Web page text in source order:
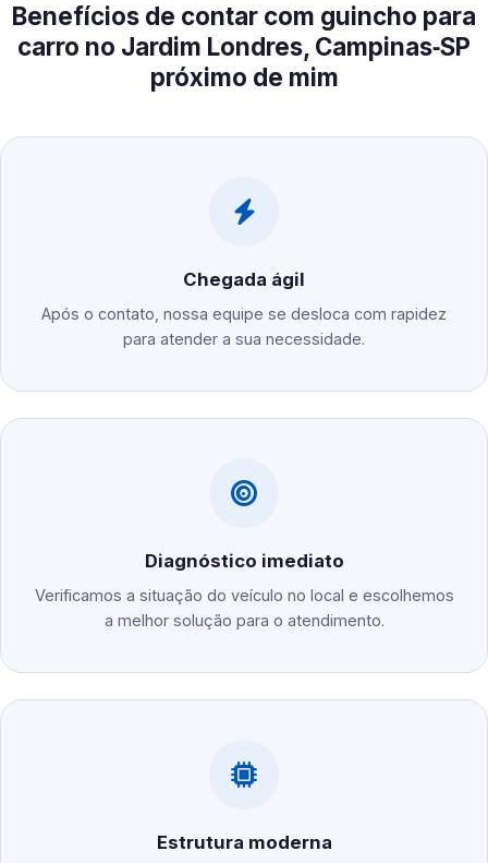
Benefícios de contar com guincho para
carro no Jardim Londres, Campinas‑SP
próximo de mim
Chegada ágil
Após o contato, nossa equipe se desloca com rapidez
para atender a sua necessidade.
Diagnóstico imediato
Verificamos a situação do veículo no local e escolhemos
a melhor solução para o atendimento.
Estrutura moderna